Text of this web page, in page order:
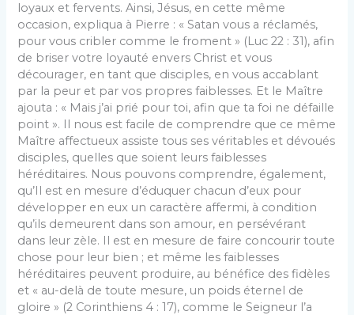
loyaux et fervents. Ainsi, Jésus, en cette même
occasion, expliqua à Pierre : « Satan vous a réclamés,
pour vous cribler comme le froment » (Luc 22 : 31), afin
de briser votre loyauté envers Christ et vous
décourager, en tant que disciples, en vous accablant
par la peur et par vos propres faiblesses. Et le Maître
ajouta : « Mais j’ai prié pour toi, afin que ta foi ne défaille
point ». Il nous est facile de comprendre que ce même
Maître affectueux assiste tous ses véritables et dévoués
disciples, quelles que soient leurs faiblesses
héréditaires. Nous pouvons comprendre, également,
qu’Il est en mesure d’éduquer chacun d’eux pour
développer en eux un caractère affermi, à condition
qu’ils demeurent dans son amour, en persévérant
dans leur zèle. Il est en mesure de faire concourir toute
chose pour leur bien ; et même les faiblesses
héréditaires peuvent produire, au bénéfice des fidèles
et « au-delà de toute mesure, un poids éternel de
gloire » (2 Corinthiens 4 : 17), comme le Seigneur l’a